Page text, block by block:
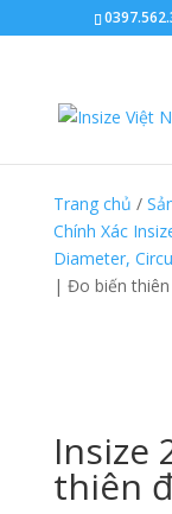
Trang chủ /
Chính Xác
Diameter,
| Đo biến
Insize
thiên